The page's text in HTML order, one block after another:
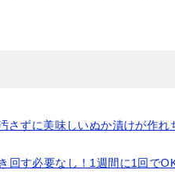
さずに美味しいぬか漬けが作
回す必要なし！1週間に1回でOK